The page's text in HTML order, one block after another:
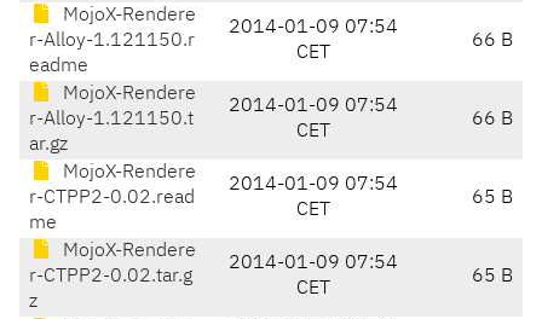
MojoX-Rendere
r-Alloy-1.121150.r
eadme
2014-01-09 07:54
CET
66 B
MojoX-Rendere
r-Alloy-1.121150.t
ar.gz
2014-01-09 07:54
CET
66 B
MojoX-Rendere
r-CTPP2-0.02.read
me
2014-01-09 07:54
CET
65 B
MojoX-Rendere
r-CTPP2-0.02.tar.g
z
2014-01-09 07:54
CET
65 B